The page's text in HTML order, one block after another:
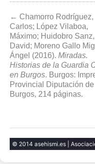
← Chamorro Rodríguez,
Carlos; López Vilaboa,
Máximo; Huidobro Sanz,
David; Moreno Gallo
Ángel (2016). Miradas.
Historias de la Guardia
en Burgos. Burgos:
Provincial Diputación de
Burgos, 214 páginas.
© 2014 asehismi.es |